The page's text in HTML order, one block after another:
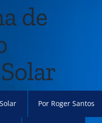
de
Por Roger Santos